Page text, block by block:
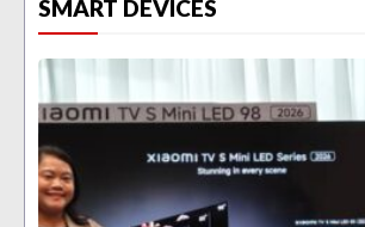
SMART DEVICES